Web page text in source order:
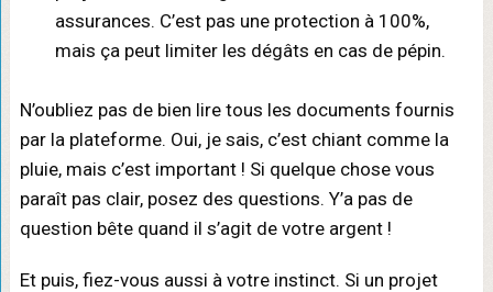
assurances. C’est pas une protection à 100%,
mais ça peut limiter les dégâts en cas de pépin.
N’oubliez pas de bien lire tous les documents fournis
par la plateforme. Oui, je sais, c’est chiant comme la
pluie, mais c’est important ! Si quelque chose vous
paraît pas clair, posez des questions. Y’a pas de
question bête quand il s’agit de votre argent !
Et puis, fiez-vous aussi à votre instinct. Si un projet